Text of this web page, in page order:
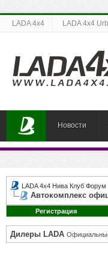
LADA 4x4 LADA 4x4
Новости
LADA 4x4 Нива Клуб Форум
Автокомплекс
Регистрация
Дилеры LADA